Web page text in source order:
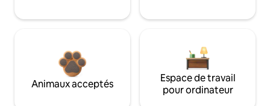
Animaux acceptés
Espace de travail
pour ordinateur